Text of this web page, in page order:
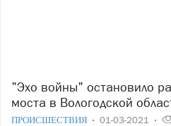
"Эхо войны" остановило работы на строительстве
моста в Вологодской
ПРОИСШЕСТВИЯ 01-03-2021